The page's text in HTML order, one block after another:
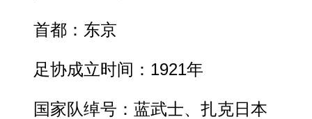
首都：东京
足协成立时间：1921年
国家队绰号：蓝武士、扎克日本